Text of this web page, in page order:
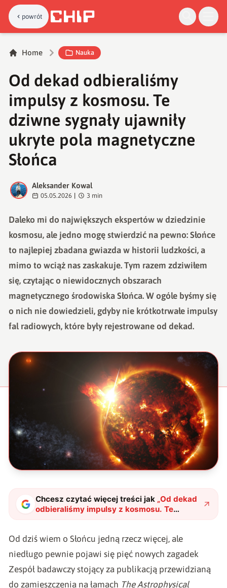
powrót
Home Nauka
Od dekad odbieraliśmy
impulsy z kosmosu. Te
dziwne sygnały ujawniły
ukryte pola magnetyczne
Słońca
A
Aleksander Kowal
05.05.2026 3 min
Daleko mi do największych ekspertów w dziedzinie
kosmosu, ale jedno mogę stwierdzić na pewno: Słońce
to najlepiej zbadana gwiazda w historii ludzkości, a
mimo to wciąż nas zaskakuje. Tym razem zdziwiłem
się, czytając o niewidocznych obszarach
magnetycznego środowiska Słońca. W ogóle byśmy się
o nich nie dowiedzieli, gdyby nie krótkotrwałe impulsy
fal radiowych, które były rejestrowane od dekad.
Chcesz czytać więcej treści jak „Od dekad
odbieraliśmy impulsy z kosmosu. Te
dziwne sygnały ujawniły ukryte pola
Od dziś wiem o Słońcu jedną rzecz więcej, ale
niedługo pewnie pojawi się pięć nowych zagadek
Zespół badawczy stojący za publikacją przewidzianą
do zamieszczenia na łamach The Astrophysical